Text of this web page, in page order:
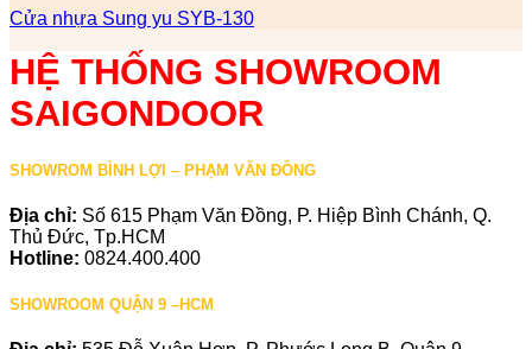
Cửa nhựa Sung yu SYB-130
HỆ THỐNG SHOWROOM
SAIGONDOOR
SHOWROM BÌNH LỢI – PHẠM VĂN ĐỒNG
Địa chỉ: Số 615 Phạm Văn Đồng, P. Hiệp Bình Chánh, Q.
Thủ Đức, Tp.HCM
Hotline: 0824.400.400
SHOWROOM QUẬN 9 –HCM